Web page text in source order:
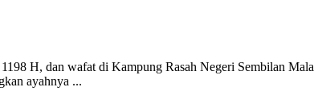
H, dan wafat di Kampung Rasah Negeri Sembilan
ayahnya ...